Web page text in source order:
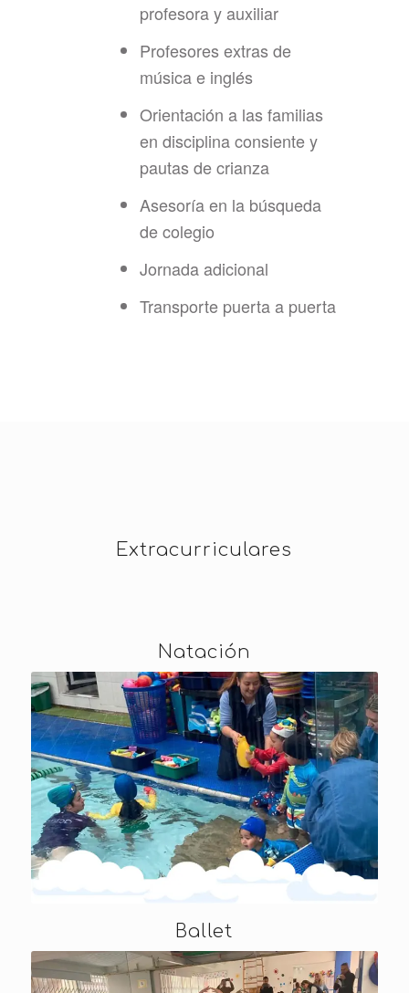
profesora y auxiliar
Profesores extras de
música e inglés
Orientación a las familias
en disciplina consiente y
pautas de crianza
Asesoría en la búsqueda
de colegio
Jornada adicional
Transporte puerta a puerta
Extracurriculares
Natación
Ballet